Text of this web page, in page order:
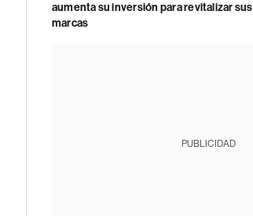
aumenta su inversión para revitalizar sus
marcas
PUBLICIDAD